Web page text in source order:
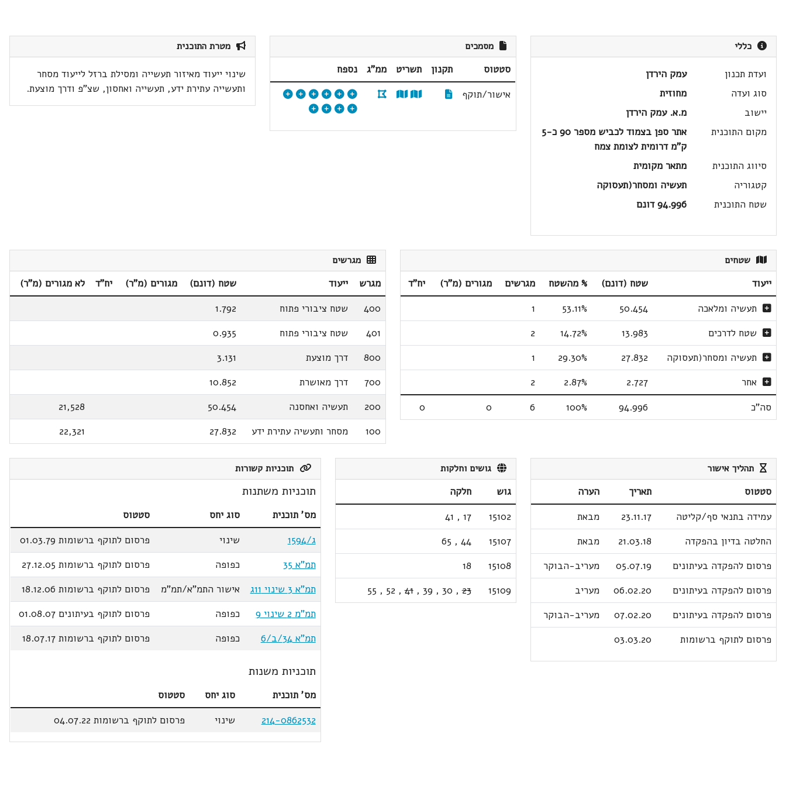
כללי
ועדת תכנון
עמק הירדן
סוג ועדה
מחוזית
יישוב
מ.א. עמק הירדן
מקום התוכנית
אתר ספן בצמוד לכביש מספר 90 כ-5
ק"מ דרומית לצומת צמח
סיווג התוכנית
מתאר מקומית
קטגוריה
תעשיה ומסחר(תעסוקה
שטח התוכנית
94.996 דונם
מסמכים
סטטוס תקנון תשריט ממ"ג
נספח
אישור/תוקף
מטרת התוכנית
שינוי ייעוד מאיזור תעשייה ומסילת ברזל לייעוד מסחר
ותעשייה עתירת ידע, תעשייה ואחסון, שצ"פ ודרך מוצעת.
שטחים
ייעוד שטח (דונם) % מהשטח מגרשים מגורים (מ"ר)
יח"ד
תעשיה ומלאכה
50.454
53.11%
1
שטח לדרכים
13.983
14.72%
2
תעשיה ומסחר(תעסוקה
27.832
29.30%
1
אחר
2.727
2.87%
2
סה"כ
94.996
100%
6
0
0
מגרשים
מגרש ייעוד שטח (דונם) מגורים (מ"ר) יח"ד
לא מגורים (מ"ר)
400
שטח ציבורי פתוח
1.792
401
שטח ציבורי פתוח
0.935
800
דרך מוצעת
3.131
700
דרך מאושרת
10.852
200
תעשיה ואחסנה 50.454
21,528
100
מסחר ותעשיה עתירת ידע 27.832
22,321
תהליך אישור
סטטוס תאריך
הערה
עמידה בתנאי סף/קליטה
23.11.17
מבאת
החלטה בדיון בהפקדה
21.03.18
מבאת
פרסום להפקדה בעיתונים
05.07.19
מעריב-הבוקר
פרסום להפקדה בעיתונים
06.02.20
מעריב
פרסום להפקדה בעיתונים
07.02.20
מעריב-הבוקר
פרסום לתוקף ברשומות
03.03.20
גושים וחלקות
גוש
חלקה
15102
17
,
41
15107
44
,
65
15108
18
15109
23
,
30
,
39
,
41
,
52
,
55
תוכניות קשורות
תוכניות משתנות
מס' תוכנית סוג יחס
סטטוס
ג/1594
שינוי
פרסום לתוקף ברשומות 01.03.79
תמ"א 35
כפופה
פרסום לתוקף ברשומות 27.12.05
תמ"א 3 שינוי 11ג
אישור התמ"א/תמ"מ
פרסום לתוקף ברשומות 18.12.06
תמ"מ 2 שינוי 9
כפופה
פרסום לתוקף בעיתונים 01.08.07
תמ"א 34/ב/6
כפופה פרסום לתוקף ברשומות 18.07.17
תוכניות משנות
מס' תוכנית סוג יחס
סטטוס
214-0862532
שינוי פרסום לתוקף ברשומות 04.07.22